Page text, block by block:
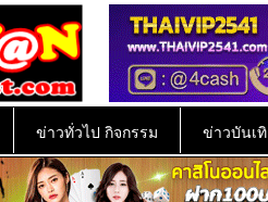
ข่าวทั่วไป กิจกรรม ข่าวบันเ